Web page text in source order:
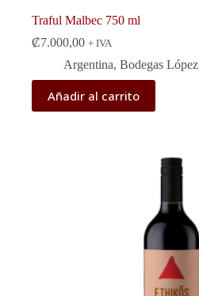
Traful Malbec 750 ml
₡7.000,00 + IVA
Argentina, Bodegas López
Añadir al carrito